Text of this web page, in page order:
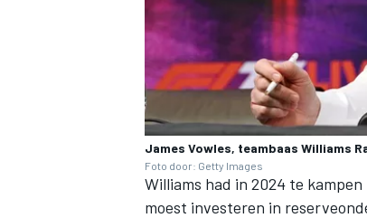
James Vowles, teambaas Williams
Foto door: Getty Images
Williams had in 2024 te
moest investeren in